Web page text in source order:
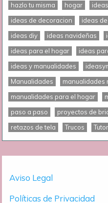
hazlo tu misma
hogar ideas
ideas de decoracion
ideas
ideas diy
ideas navideñas
ideas para el hogar
ideas
ideas y manualidades
Manualidades
manualidades
manualidades para el hogar
paso a paso
proyectos de
retazos de tela
Trucos
Aviso Legal
Políticas de Privacidad